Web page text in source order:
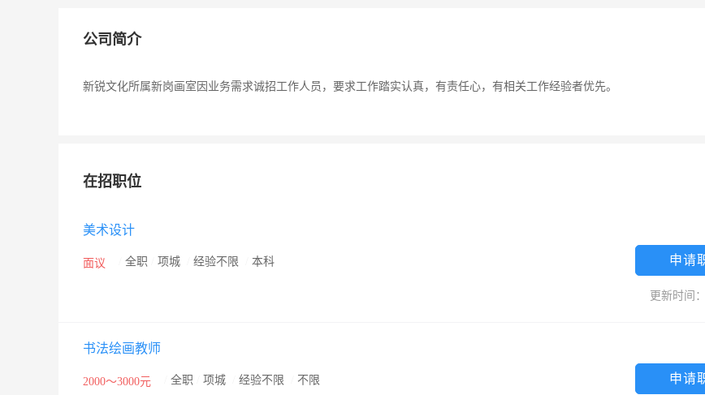
公司简介
新锐文化所属新岗画室因业务需求诚招工作人员，要求工作踏实认真，有责任心，有相关工作经验者优先。
在招职位
美术设计
面议 全职 项城 经验不限 本科 申请
更新时间
书法绘画教师
2000～3000元 全职 项城 经验不限 不限 申请